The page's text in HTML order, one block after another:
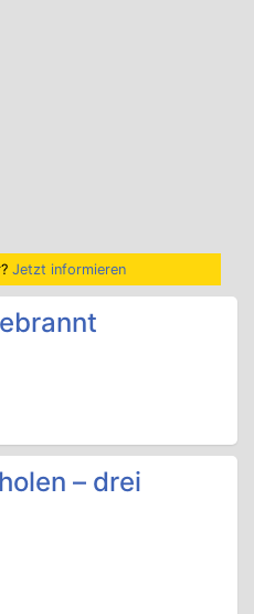
Jetzt informieren
– drei